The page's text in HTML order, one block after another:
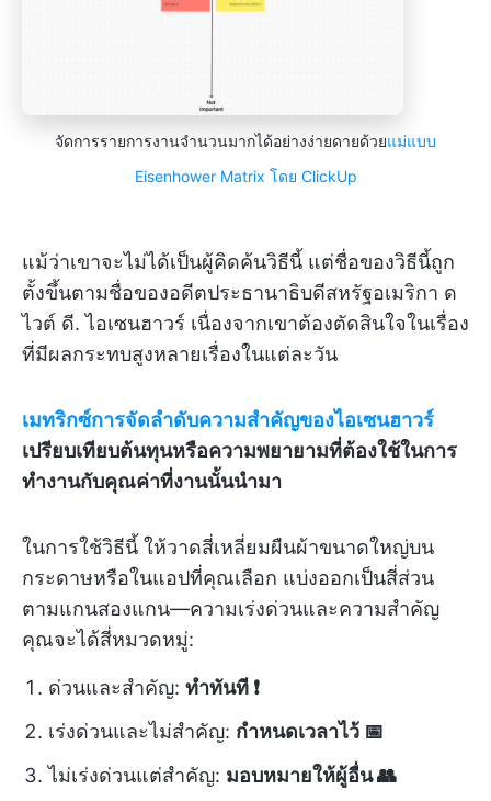
จัดการรายการงานจำนวนมากได้อย่างง่ายดายด้วยแม่แบบ
Eisenhower Matrix โดย ClickUp
แม้ว่าเขาจะไม่ได้เป็นผู้คิดค้นวิธีนี้ แต่ชื่อของวิธีนี้ถูก
ตั้งขึ้นตามชื่อของอดีตประธานาธิบดีสหรัฐอเมริกา ด
ไวต์ ดี. ไอเซนฮาวร์ เนื่องจากเขาต้องตัดสินใจในเรื่อง
ที่มีผลกระทบสูงหลายเรื่องในแต่ละวัน
เมทริกซ์การจัดลำดับความสำคัญของไอเซนฮาวร์
เปรียบเทียบต้นทุนหรือความพยายามที่ต้องใช้ในการ
ทำงานกับคุณค่าที่งานนั้นนำมา
ในการใช้วิธีนี้ ให้วาดสี่เหลี่ยมผืนผ้าขนาดใหญ่บน
กระดาษหรือในแอปที่คุณเลือก แบ่งออกเป็นสี่ส่วน
ตามแกนสองแกน—ความเร่งด่วนและความสำคัญ
คุณจะได้สี่หมวดหมู่:
ด่วนและสำคัญ: ทำทันที ❗
เร่งด่วนและไม่สำคัญ: กำหนดเวลาไว้ 📅
ไม่เร่งด่วนแต่สำคัญ: มอบหมายให้ผู้อื่น 👥